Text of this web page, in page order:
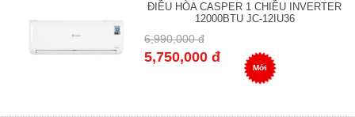
ĐIỀU HÒA CASPER 1 CHIỀU INVERTER
12000BTU JC-12IU36
6,990,000 đ
5,750,000 đ
Mới